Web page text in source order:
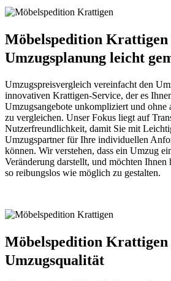
Möbelspedition Krattigen
Umzugsplanung leicht
Umzugspreisvergleich vereinfacht den
innovativen Krattigen-Service, der es
Umzugsangebote unkompliziert und
zu vergleichen. Unser Fokus liegt auf
Nutzerfreundlichkeit, damit Sie mit
Umzugspartner für Ihre individuellen
können. Wir verstehen, dass ein Umzug
Veränderung darstellt, und möchten Ihnen
so reibungslos wie möglich zu gestalten.
Möbelspedition
Umzugsqualität